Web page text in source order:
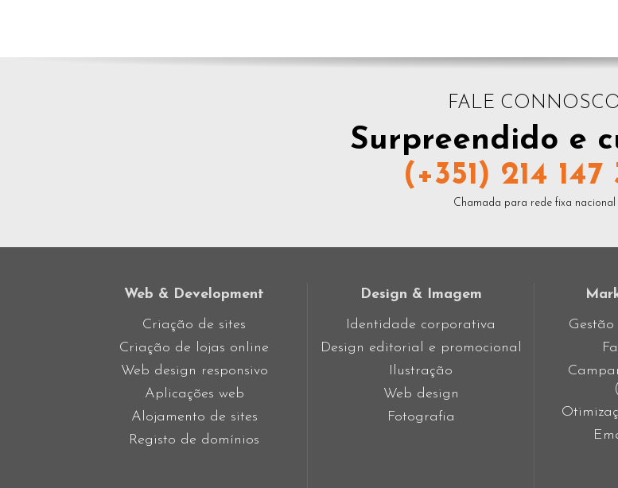
FALE
Surpreendido e
(+351) 214 147
Chamada para rede fixa nacional
Web & Development
Criação de sites
Criação de lojas online
Web design responsivo
Aplicações web
Alojamento de sites
Registo de domínios
Design & Imagem
Identidade corporativa
Design editorial e promocional
Ilustração
Web design
Fotografia
Gestão